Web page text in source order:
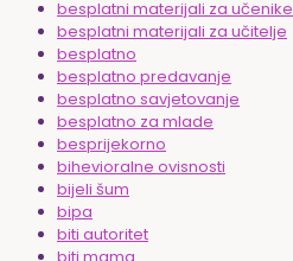
besplatni materijali za učenike
besplatni materijali za učitelje
besplatno
besplatno predavanje
besplatno savjetovanje
besplatno za mlade
besprijekorno
bihevioralne ovisnosti
bijeli šum
bipa
biti autoritet